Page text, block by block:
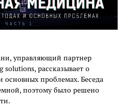
управляющий партнер
рассказывает о
основных проблемах. Беседа
поэтому было решено